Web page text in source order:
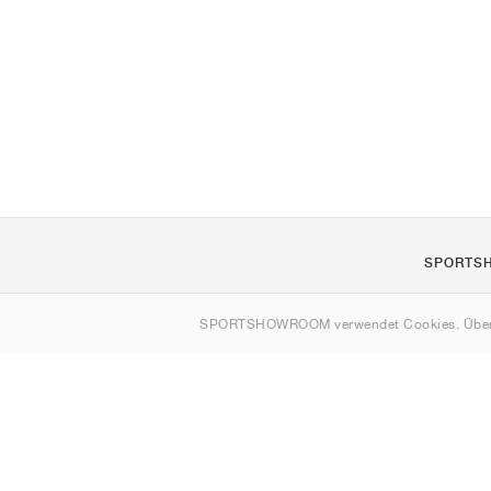
SPORTSHOWROOM verwendet Cookies.
Kontakt